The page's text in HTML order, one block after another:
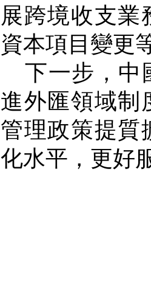
展跨境收支業
資本項目變更
下一步，中
進外匯領域制
管理政策提質
化水平，更好